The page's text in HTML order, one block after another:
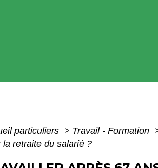
particuliers > Travail - Formation
la retraite du salarié ?